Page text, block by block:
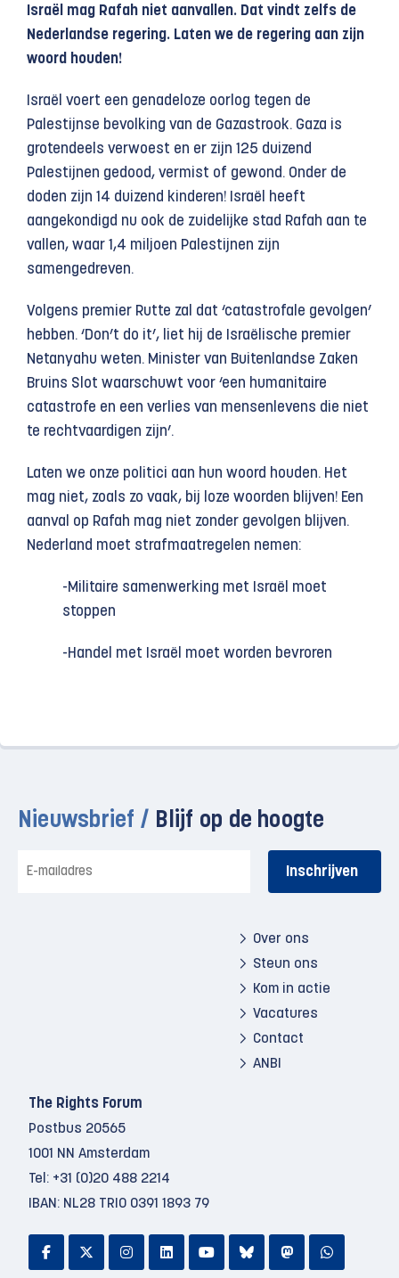
Israël mag Rafah niet aanvallen. Dat vindt zelfs de
Nederlandse regering. Laten we de regering aan zijn
woord houden!
Israël voert een genadeloze oorlog tegen de
Palestijnse bevolking van de Gazastrook. Gaza is
grotendeels verwoest en er zijn 125 duizend
Palestijnen gedood, vermist of gewond. Onder de
doden zijn 14 duizend kinderen! Israël heeft
aangekondigd nu ook de zuidelijke stad Rafah aan te
vallen, waar 1,4 miljoen Palestijnen zijn
samengedreven.
Volgens premier Rutte zal dat ‘catastrofale gevolgen’
hebben. ‘Don’t do it’, liet hij de Israëlische premier
Netanyahu weten. Minister van Buitenlandse Zaken
Bruins Slot waarschuwt voor ‘een humanitaire
catastrofe en een verlies van mensenlevens die niet
te rechtvaardigen zijn’.
Laten we onze politici aan hun woord houden. Het
mag niet, zoals zo vaak, bij loze woorden blijven! Een
aanval op Rafah mag niet zonder gevolgen blijven.
Nederland moet strafmaatregelen nemen:
-Militaire samenwerking met Israël moet
stoppen
-Handel met Israël moet worden bevroren
Nieuwsbrief / Blijf op de hoogte
mailadres
Over ons
Steun ons
Kom in actie
Vacatures
Contact
ANBI
The Rights Forum
Postbus 20565
1001 NN Amsterdam
Tel: +31 (0)20 488 2214
IBAN: NL28 TRIO 0391 1893 79